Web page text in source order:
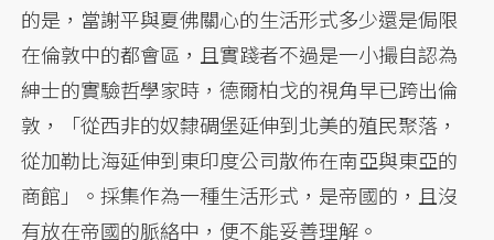
的是，當謝平與夏佛關心的生活形式多少還是侷限
在倫敦中的都會區，且實踐者不過是一小撮自認為
紳士的實驗哲學家時，德爾柏戈的視角早已跨出倫
敦，「從西非的奴隸碉堡延伸到北美的殖民聚落，
從加勒比海延伸到東印度公司散佈在南亞與東亞的
商館」。採集作為一種生活形式，是帝國的，且沒
有放在帝國的脈絡中，便不能妥善理解。